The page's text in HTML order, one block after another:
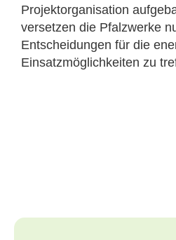
Projektorganisation
versetzen die Pfalzwerke
Entscheidungen für die
Einsatzmöglichkeiten zu